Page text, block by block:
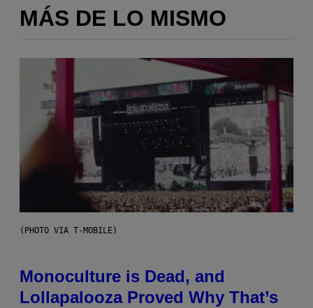
MÁS DE LO MISMO
(PHOTO VIA T-MOBILE)
Monoculture is Dead, and
Lollapalooza Proved Why That’s